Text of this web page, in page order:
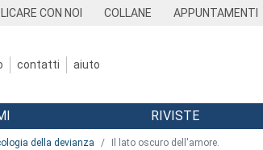
CON NOI COLLANE APPUNTAMENTI
contatti aiuto
RIVISTE
della devianza Il lato oscuro dell'amore.